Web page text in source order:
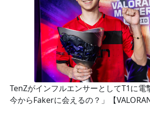
TenZがインフルエンサーとしてT1に電
今からFakerに会えるの？」【